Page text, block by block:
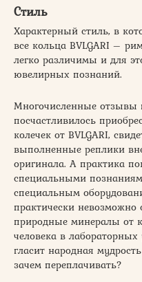
Стиль
Характерный стиль, в
все кольца BVLGARI –
легко различимы и для
ювелирных познаний.
Многочисленные отзывы
посчастливилось
колечек от BVLGARI,
выполненные реплики
оригинала. А практика
специальными
специальным
практически невозможно
природные минералы от
человека в лабораторных
гласит народная
зачем переплачивать?